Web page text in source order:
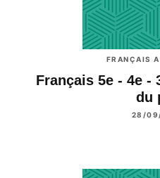
FRANÇAIS
Français 5e - 4e -
du
28/